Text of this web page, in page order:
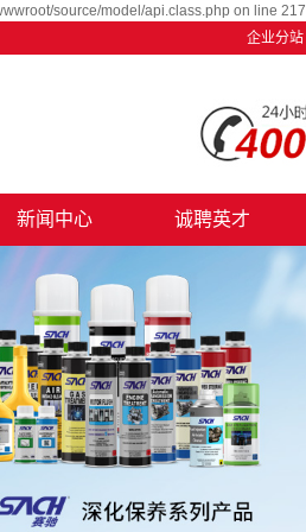
source/model/api.class.php on line 217
企业分站
新闻中心
行业资讯
技术资讯
养护知识
诚聘英才